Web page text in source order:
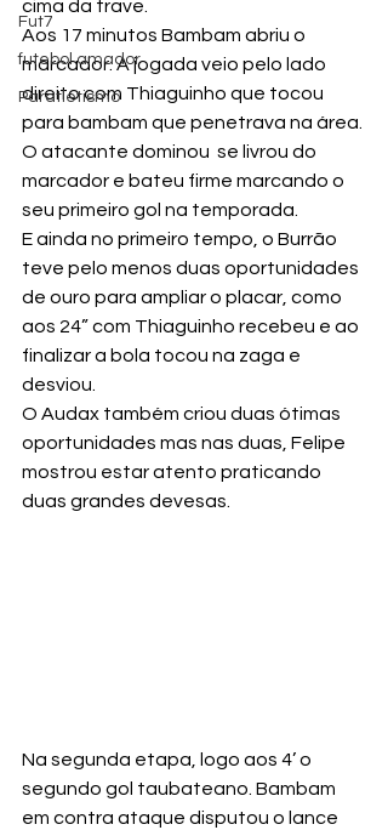
Fut7
futebol amador
Paratletismo
cima da trave.
Aos 17 minutos Bambam abriu o
marcador. A jogada veio pelo lado
direito com Thiaguinho que tocou
para bambam que penetrava na área.
O atacante dominou  se livrou do
marcador e bateu firme marcando o
seu primeiro gol na temporada.
E ainda no primeiro tempo, o Burrão
teve pelo menos duas oportunidades
de ouro para ampliar o placar, como
aos 24” com Thiaguinho recebeu e ao
finalizar a bola tocou na zaga e
desviou.
O Audax também criou duas ótimas
oportunidades mas nas duas, Felipe
mostrou estar atento praticando
duas grandes devesas.
Na segunda etapa, logo aos 4’ o
segundo gol taubateano. Bambam
em contra ataque disputou o lance